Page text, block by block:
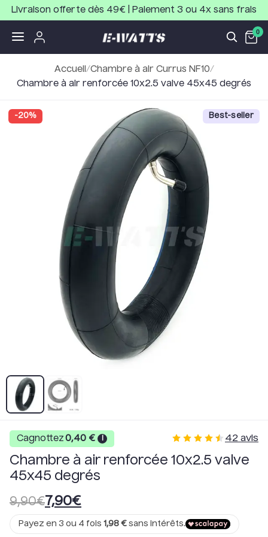
Livraison offerte dès 49€ | Paiement 3 ou 4x sans frais
0
Accueil /Chambre à air Currus NF10/
Chambre à air renforcée 10x2.5 valve 45x45 degrés
-20% Best-seller
Cagnottez 0,40 € i 42 avis
Chambre à air renforcée 10x2.5 valve
45x45 degrés
9,90€ 7,90€
Payez en 3 ou 4 fois 1,98 € sans intérêts.